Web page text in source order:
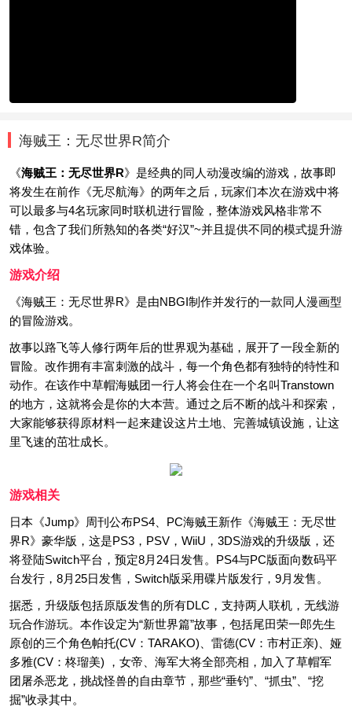
海贼王：无尽世界R简介
《海贼王：无尽世界R》是经典的同人动漫改编的游戏，故事即
将发生在前作《无尽航海》的两年之后，玩家们本次在游戏中将
可以最多与4名玩家同时联机进行冒险，整体游戏风格非常不
错，包含了我们所熟知的各类“好汉”~并且提供不同的模式提升游
戏体验。
游戏介绍
《海贼王：无尽世界R》是由NBGI制作并发行的一款同人漫画型
的冒险游戏。
故事以路飞等人修行两年后的世界观为基础，展开了一段全新的
冒险。改作拥有丰富刺激的战斗，每一个角色都有独特的特性和
动作。在该作中草帽海贼团一行人将会住在一个名叫Transtown
的地方，这就将会是你的大本营。通过之后不断的战斗和探索，
大家能够获得原材料一起来建设这片土地、完善城镇设施，让这
里飞速的茁壮成长。
游戏相关
日本《Jump》周刊公布PS4、PC海贼王新作《海贼王：无尽世
界R》豪华版，这是PS3，PSV，WiiU，3DS游戏的升级版，还
将登陆Switch平台，预定8月24日发售。PS4与PC版面向数码平
台发行，8月25日发售，Switch版采用碟片版发行，9月发售。
据悉，升级版包括原版发售的所有DLC，支持两人联机，无线游
玩合作游玩。本作设定为“新世界篇”故事，包括尾田荣一郎先生
原创的三个角色帕托(CV：TARAKO)、雷德(CV：市村正亲)、娅
多雅(CV：柊瑠美) ，女帝、海军大将全部亮相，加入了草帽军
团屠杀恶龙，挑战怪兽的自由章节，那些“垂钓”、“抓虫”、“挖
掘”收录其中。